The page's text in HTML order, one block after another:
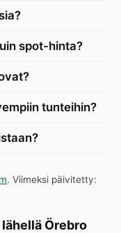
spot-hinta?
tunteihin?
. Viimeksi päivitetty:
Örebro